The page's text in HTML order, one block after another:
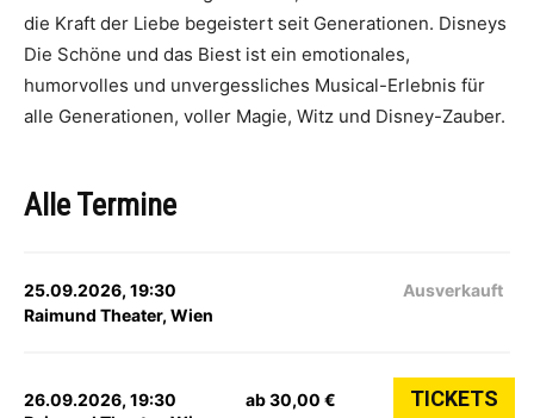
die Kraft der Liebe begeistert seit Generationen. Disneys
Die Schöne und das Biest ist ein emotionales,
humorvolles und unvergessliches Musical-Erlebnis für
alle Generationen, voller Magie, Witz und Disney-Zauber.
Alle Termine
25.09.2026, 19:30
Raimund Theater, Wien
Ausverkauft
26.09.2026, 19:30
ab 30,00 € TICKETS